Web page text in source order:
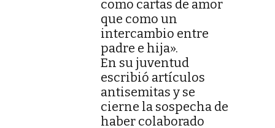
como cartas de amor
que como un
intercambio entre
padre e hija».
En su juventud
escribió artículos
antisemitas y se
cierne la sospecha de
haber colaborado